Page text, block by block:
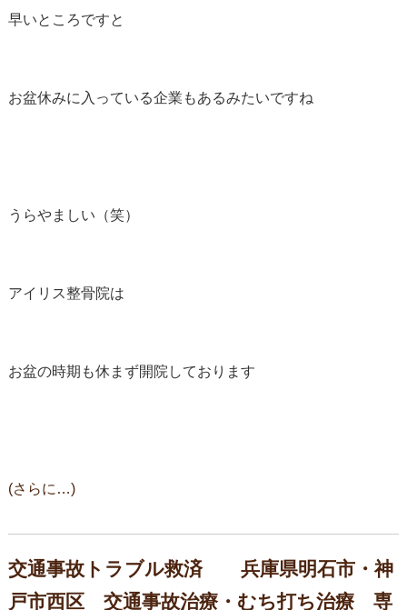
早いところですと
お盆休みに入っている企業もあるみたいですね
うらやましい（笑）
アイリス整骨院は
お盆の時期も休まず開院しております
(さらに…)
交通事故トラブル救済 兵庫県明石市・神
戸市西区 交通事故治療・むち打ち治療 専